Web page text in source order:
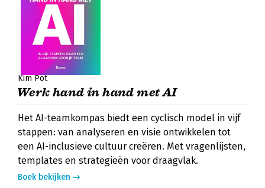
Kim Pot
Werk hand in hand met AI
Het AI-teamkompas biedt een cyclisch model in vijf
stappen: van analyseren en visie ontwikkelen tot
een AI-inclusieve cultuur creëren. Met vragenlijsten,
templates en strategieën voor draagvlak.
Boek bekijken